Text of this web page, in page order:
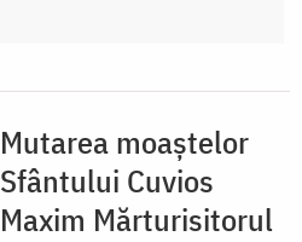
Mutarea moaștelor
Sfântului Cuvios
Maxim Mărturisitorul